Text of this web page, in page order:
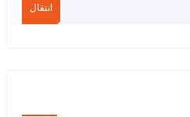
انتقال